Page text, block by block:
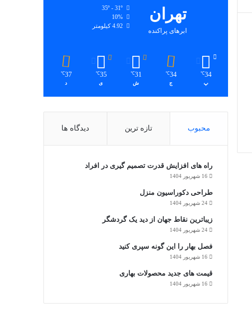
تهران
ابرهای پراکنده
10%
4.92 کیلومتر
34
℃
پ
34
℃
ج
31
℃
ش
35
℃
ی
37
℃
د
محبوب تازه ترین دیدگاه ها
راه های افزایش قدرت تصمیم گیری در افراد
16 شهریور 1404
طراحی دکوراسیون منزل
24 شهریور 1404
زیباترین نقاط جهان از دید یک گردشگر
24 شهریور 1404
فصل بهار را این گونه سپری کنید
16 شهریور 1404
قیمت های جدید محصولات بهاری
16 شهریور 1404